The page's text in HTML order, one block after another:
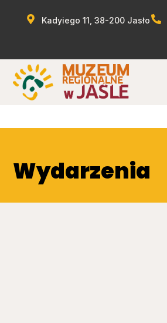
Kadyiego 11, 38-200 Jasło
Wydarzenia